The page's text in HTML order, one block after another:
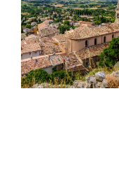
notre expertise,
estimation juste et
2. Vente de Biens
Vous envisagez de
Dumon s’engage à